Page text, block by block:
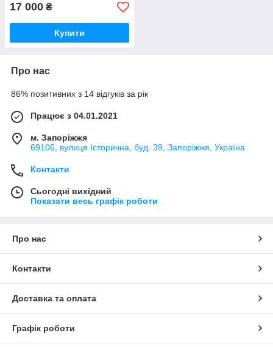
17 000 ₴
Купити
Про нас
86% позитивних з 14 відгуків за рік
Працює з 04.01.2021
м. Запоріжжя
69106, вулиця Історична, буд. 39, Запоріжжя, Україна
Контакти
Сьогодні вихідний
Показати весь графік роботи
Про нас
Контакти
Доставка та оплата
Графік роботи